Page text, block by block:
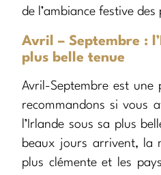
de l’ambiance festive des
Avril – Septembre :
plus belle tenue
Avril-Septembre est une
recommandons si vous
l’Irlande sous sa plus
beaux jours arrivent, la
plus clémente et les